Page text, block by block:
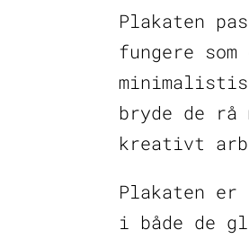
Plakaten
fungere
bryde de
kreativt
Plakaten
i både de